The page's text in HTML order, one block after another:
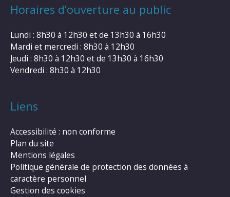
Horaires d’ouverture au public
Lundi : 8h30 à 12h30 et de 13h30 à 16h30
Mardi et mercredi : 8h30 à 12h30
Jeudi : 8h30 à 12h30 et de 13h30 à 16h30
Vendredi : 8h30 à 12h30
Liens
Accessibilité : non conforme
Plan du site
Mentions légales
Politique générale de protection des données à
caractère personnel
Gestion des cookies